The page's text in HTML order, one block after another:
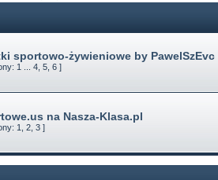
sportowo-żywieniowe by PawelSzEvc
1 ... 4, 5, 6 ]
na Nasza-Klasa.pl
1, 2, 3 ]